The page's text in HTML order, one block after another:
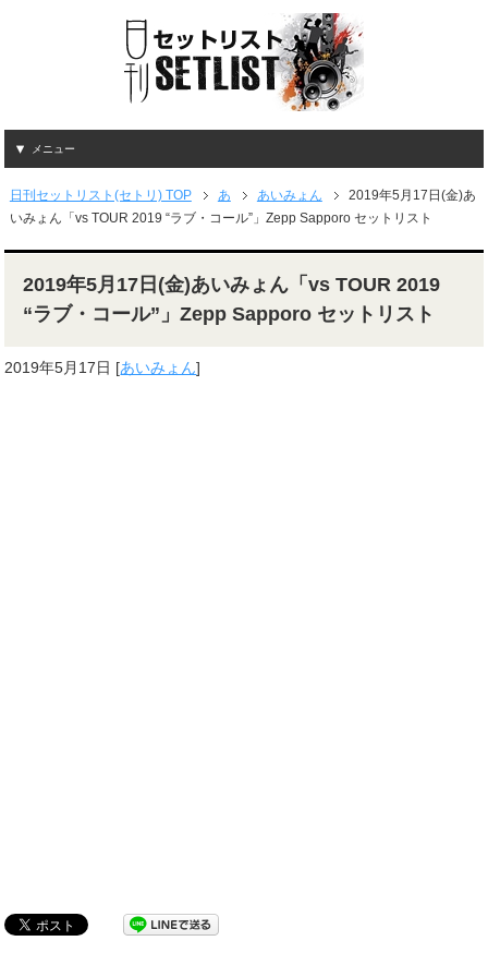
メニュー
日刊セットリスト(セトリ) TOP あ あいみょん
2019年5月17日(金)あ
いみょん「vs TOUR 2019 “ラブ・コール”」Zepp Sapporo セットリスト
2019年5月17日(金)あいみょん「vs TOUR 2019
“ラブ・コール”」Zepp Sapporo セットリスト
2019年5月17日 [あいみょん]